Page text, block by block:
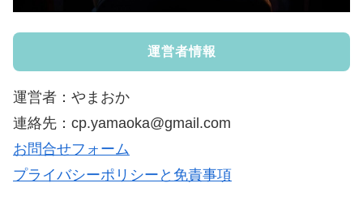
運営者情報
運営者：やまおか
連絡先：cp.yamaoka@gmail.com
お問合せフォーム
プライバシーポリシーと免責事項